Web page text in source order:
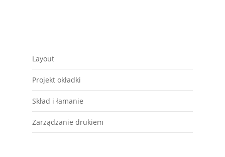
Layout
Projekt okładki
Skład i łamanie
Zarządzanie drukiem